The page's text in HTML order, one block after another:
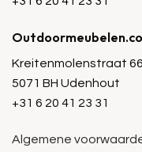
Kreitenmolenstraat 66
5071 BH Udenhout
+31 6 20 41 23 31
Algemene